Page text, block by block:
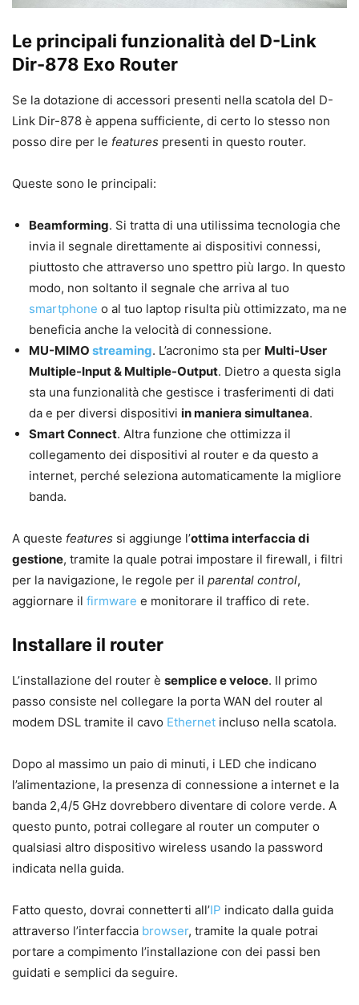
Le principali funzionalità del D-Link
Dir-878 Exo Router
Se la dotazione di accessori presenti nella scatola del D-
Link Dir-878 è appena sufficiente, di certo lo stesso non
posso dire per le features presenti in questo router.
Queste sono le principali:
Beamforming. Si tratta di una utilissima tecnologia che
invia il segnale direttamente ai dispositivi connessi,
piuttosto che attraverso uno spettro più largo. In questo
modo, non soltanto il segnale che arriva al tuo
smartphone o al tuo laptop risulta più ottimizzato, ma ne
beneficia anche la velocità di connessione.
MU-MIMO streaming. L’acronimo sta per Multi-User
Multiple-Input & Multiple-Output. Dietro a questa sigla
sta una funzionalità che gestisce i trasferimenti di dati
da e per diversi dispositivi in maniera simultanea.
Smart Connect. Altra funzione che ottimizza il
collegamento dei dispositivi al router e da questo a
internet, perché seleziona automaticamente la migliore
banda.
A queste features si aggiunge l’ottima interfaccia di
gestione, tramite la quale potrai impostare il firewall, i filtri
per la navigazione, le regole per il parental control,
aggiornare il firmware e monitorare il traffico di rete.
Installare il router
L’installazione del router è semplice e veloce. Il primo
passo consiste nel collegare la porta WAN del router al
modem DSL tramite il cavo Ethernet incluso nella scatola.
Dopo al massimo un paio di minuti, i LED che indicano
l’alimentazione, la presenza di connessione a internet e la
banda 2,4/5 GHz dovrebbero diventare di colore verde. A
questo punto, potrai collegare al router un computer o
qualsiasi altro dispositivo wireless usando la password
indicata nella guida.
Fatto questo, dovrai connetterti all’IP indicato dalla guida
attraverso l’interfaccia browser, tramite la quale potrai
portare a compimento l’installazione con dei passi ben
guidati e semplici da seguire.